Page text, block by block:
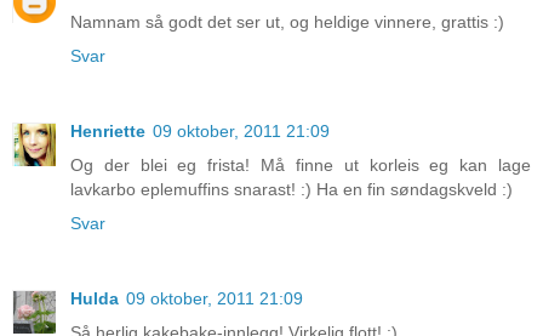
Namnam så godt det ser ut, og heldige vinnere, grattis :)
Svar
Henriette 09 oktober, 2011 21:09
Og der blei eg frista! Må finne ut korleis eg kan lage
lavkarbo eplemuffins snarast! :) Ha en fin søndagskveld :)
Svar
Hulda 09 oktober, 2011 21:09